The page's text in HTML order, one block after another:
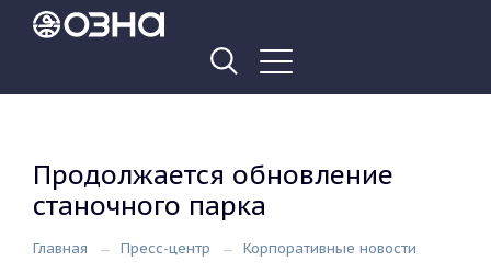
Продолжается обновление
станочного парка
Главная Пресс-центр Корпоративные новости